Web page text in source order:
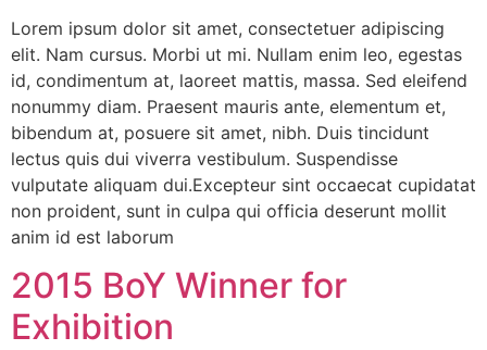
Lorem ipsum dolor sit amet, consectetuer adipiscing
elit. Nam cursus. Morbi ut mi. Nullam enim leo, egestas
id, condimentum at, laoreet mattis, massa. Sed eleifend
nonummy diam. Praesent mauris ante, elementum et,
bibendum at, posuere sit amet, nibh. Duis tincidunt
lectus quis dui viverra vestibulum. Suspendisse
vulputate aliquam dui.Excepteur sint occaecat cupidatat
non proident, sunt in culpa qui officia deserunt mollit
anim id est laborum
2015 BoY Winner for
Exhibition